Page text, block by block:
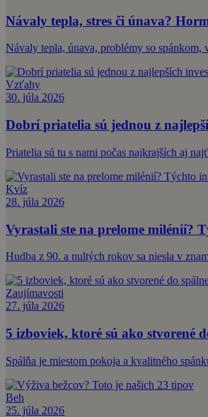
Návaly tepla, stres či únava?
Návaly tepla, únava, problémy so
Vzťahy
30. júla 2026
Dobrí priatelia sú jednou z
Priatelia sú tu s nami počas najkrajších aj
Kvíz
28. júla 2026
Vyrastali ste na prelome milénií?
Hudba z 90. a nultých rokov sa niesla v
Zaujímavosti
27. júla 2026
5 izboviek, ktoré sú ako stvorené
Spálňa je miestom pokoja a kvalitného
Beh
25. júla 2026